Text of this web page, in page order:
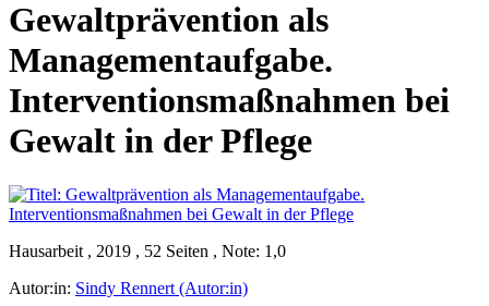
Gewaltprävention als
Managementaufgabe.
Interventionsmaßnahmen bei
Gewalt in der Pflege
Hausarbeit , 2019 , 52 Seiten , Note: 1,0
Autor:in: Sindy Rennert (Autor:in)